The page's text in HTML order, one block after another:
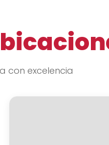
con excelencia